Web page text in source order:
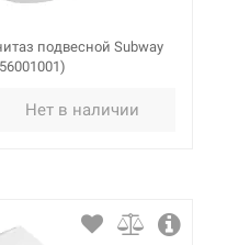
подвесной Subway
Нет в наличии